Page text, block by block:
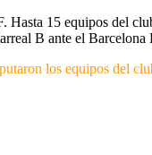
Hasta 15 equipos del
B ante el
los equipos del